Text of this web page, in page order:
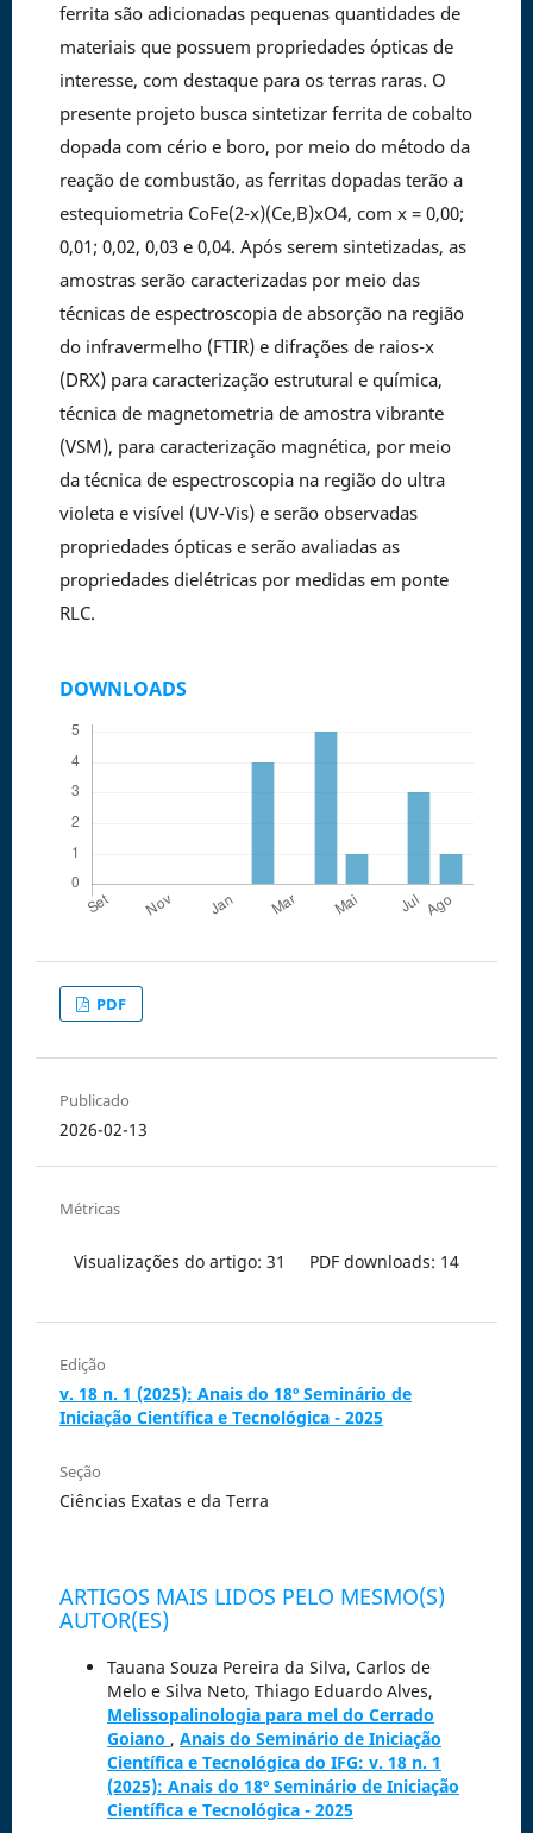
ferrita são adicionadas pequenas quantidades de
materiais que possuem propriedades ópticas de
interesse, com destaque para os terras raras. O
presente projeto busca sintetizar ferrita de cobalto
dopada com cério e boro, por meio do método da
reação de combustão, as ferritas dopadas terão a
estequiometria CoFe(2-x)(Ce,B)xO4, com x = 0,00;
0,01; 0,02, 0,03 e 0,04. Após serem sintetizadas, as
amostras serão caracterizadas por meio das
técnicas de espectroscopia de absorção na região
do infravermelho (FTIR) e difrações de raios-x
(DRX) para caracterização estrutural e química,
técnica de magnetometria de amostra vibrante
(VSM), para caracterização magnética, por meio
da técnica de espectroscopia na região do ultra
violeta e visível (UV-Vis) e serão observadas
propriedades ópticas e serão avaliadas as
propriedades dielétricas por medidas em ponte
RLC.
DOWNLOADS
PDF
Publicado
2026-02-13
Métricas
Visualizações do artigo: 31 PDF downloads: 14
Edição
v. 18 n. 1 (2025): Anais do 18º Seminário de
Iniciação Científica e Tecnológica - 2025
Seção
Ciências Exatas e da Terra
ARTIGOS MAIS LIDOS PELO MESMO(S)
AUTOR(ES)
Tauana Souza Pereira da Silva, Carlos de
Melo e Silva Neto, Thiago Eduardo Alves,
Melissopalinologia para mel do Cerrado
Goiano , Anais do Seminário de Iniciação
Científica e Tecnológica do IFG: v. 18 n. 1
(2025): Anais do 18º Seminário de Iniciação
Científica e Tecnológica - 2025